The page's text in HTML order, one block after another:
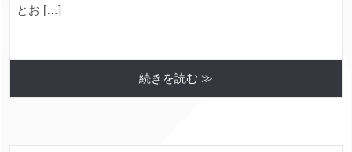
とお […]
続きを読む ≫